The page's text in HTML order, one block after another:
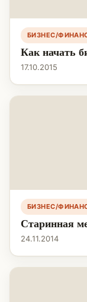
БИЗНЕС/
Как начать
17.10.2015
БИЗНЕС/
Старинная
24.11.2014